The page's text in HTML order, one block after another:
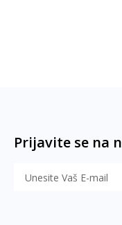
Prijavite se na